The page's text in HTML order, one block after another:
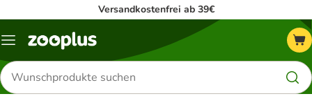
Versandkostenfrei ab 39€
Menü
Produkte
suchen